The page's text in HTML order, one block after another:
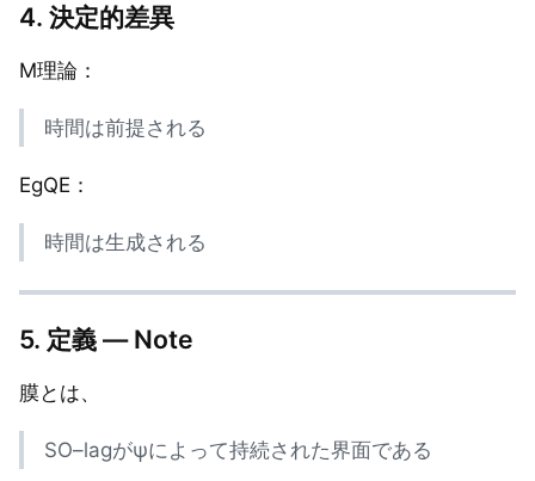
4. 決定的差異
M理論：
時間は前提される
EgQE：
時間は生成される
5. 定義 — Note
膜とは、
SO–lagがψによって持続された界面である